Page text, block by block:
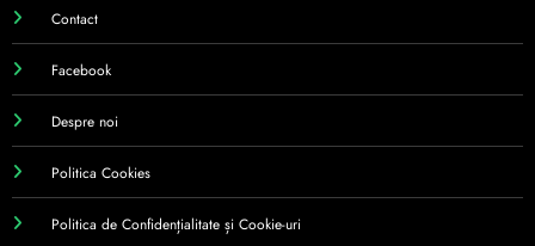
Contact
Facebook
Despre noi
Politica Cookies
Politica de Confidențialitate și Cookie-uri